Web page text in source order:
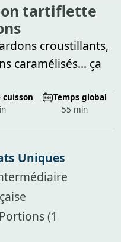
tartiflette
croustillants,
caramélisés... ça
cuisson
Temps global
55 min
Uniques
(1